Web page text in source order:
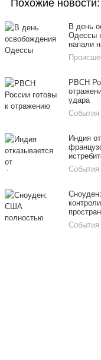
В день
Одессы
напали
РВСН
удара
События
Индия
События
любой
удар
События